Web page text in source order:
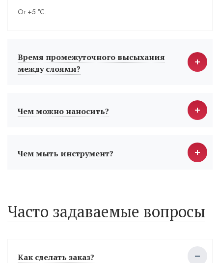
От +5 °С.
Время промежуточного высыхания
между слоями?
Чем можно наносить?
Чем мыть инструмент?
Часто задаваемые вопросы
Как сделать заказ?